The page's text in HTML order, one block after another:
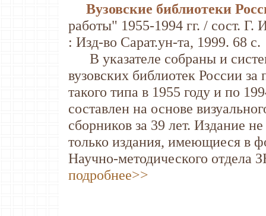
Вузовские библиотеки
работы" 1955-1994 гг. / сост.
: Изд-во Сарат.ун-та, 1999. 68 с.
В указателе собраны и
вузовских библиотек России
такого типа в 1955 году и по
составлен на основе
сборников за 39 лет. Издание
только издания, имеющиеся в
Научно-методического отдела
подробнее>>